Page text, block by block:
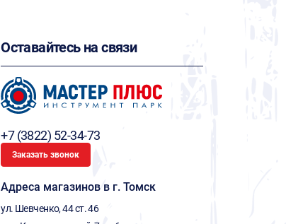
Оставайтесь на связи
+7 (3822) 52-34-73
Заказать звонок
Адреса магазинов в г. Томск
ул. Шевченко, 44 ст. 46